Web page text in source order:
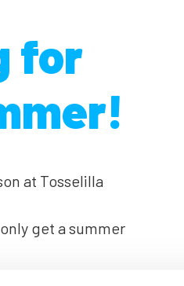
for
at Tosselilla
get a summer
new partner